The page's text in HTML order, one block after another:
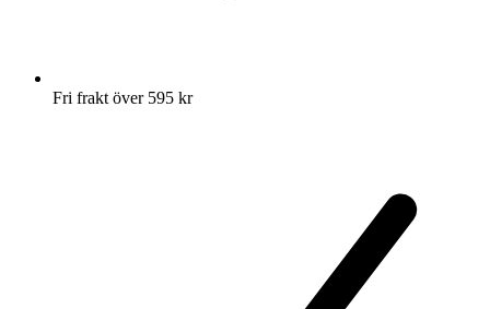
Fri frakt över 595 kr